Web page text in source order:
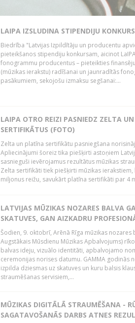
LAIPA IZSLUDINA STIPENDIJU
Biedrība "Latvijas Izpildītāju un producentu
pieteikšanos stipendiju konkursam, aicinot
fonogrammu producentus – pieteikties
(mūzikas ierakstu) radīšanai un jaunradītās
pasākumiem, sekojošu izmaksu segšanai:...
LAIPA OTRO REIZI PASNIEDZ ZELTA
SERTIFIKĀTUS (FOTO)
Zelta un platīna sertifikātu pasniegšana
Apliecinājumi šoreiz tika piešķirti astoņiem
sasnieguši ievērojamus rezultātus mūzikas
Zelta sertifikāti tiek piešķirti mūzikas ierakstiem,
miljonus reižu, savukārt platīna sertifikāti par 4
LATVIJAS MŪZIKAS NOZARES BALVA
SKATUVES, GAN AIZKADRU
Šodien, 9. oktobrī, Arēnā Rīga mūzikas nozares
Augstākais Mūsdienu Mūzikas Apbalvojums)
balvas ideju, vizuālo identitāti, apbalvojamo
ceremonijas norises datumu. GAMMA godinās
izpilda dziesmas uz skatuves un kuru balsis
straumēšanas servisiem,...
MŪZIKAS DIGITĀLĀ STRAUMĒŠANA -
SAGATAVOŠANĀS DARBS ATNES